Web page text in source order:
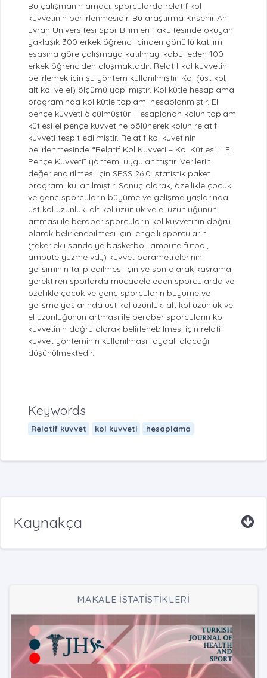
Bu çalışmanın amacı, sporcularda relatif kol
kuvvetinin berlirlenmesidir. Bu araştırma Kırşehir Ahi
Evran Üniversitesi Spor Bilimleri Fakültesinde okuyan
yaklaşık 300 erkek öğrenci içinden gönüllü katılım
esasına göre çalışmaya katılmayı kabul eden 100
erkek öğrenciden oluşmaktadır. Relatif kol kuvvetini
belirlemek için şu yöntem kullanılmıştır. Kol (üst kol,
alt kol ve el) ölçümü yapılmıştır. Kol kütle hesaplama
programında kol kütle toplamı hesaplanmıştır. El
pençe kuvveti ölçülmüştür. Hesaplanan kolun toplam
kütlesi el pençe kuvvetine bölünerek kolun relatif
kuvveti tespit edilmiştir. Relatif kol kuvetinin
belirlenmesinde “Relatif Kol Kuvveti = Kol Kütlesi ÷ El
Pençe Kuvveti” yöntemi uygulanmıştır. Verilerin
değerlendirilmesi için SPSS 26.0 istatistik paket
programı kullanılmıştır. Sonuç olarak, özellikle çocuk
ve genç sporcuların büyüme ve gelişme yaşlarında
üst kol uzunluk, alt kol uzunluk ve el uzunluğunun
artması ile beraber sporcuların kol kuvvetinin doğru
olarak belirlenebilmesi için, engelli sporcuların
(tekerlekli sandalye basketbol, ampute futbol,
ampute yüzme vd.,) kuvvet parametrelerinin
gelişiminin talip edilmesi için ve son olarak kavrama
gerektiren sporlarda mücadele eden sporcularda ve
özellikle çocuk ve genç sporcuların büyüme ve
gelişme yaşlarında üst kol uzunluk, alt kol uzunluk ve
el uzunluğunun artması ile beraber sporcuların kol
kuvvetinin doğru olarak belirlenebilmesi için relatif
kuvvet yönteminin kullanılması faydalı olacağı
düşünülmektedir.
Keywords
Relatif kuvvet kol kuvveti hesaplama
Kaynakça
MAKALE İSTATİSTİKLERİ